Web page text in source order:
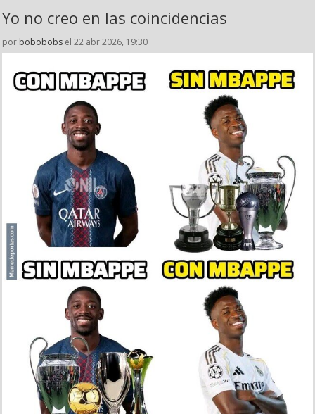
Yo no creo en las coincidencias
por bobobobs el 22 abr 2026, 19:30